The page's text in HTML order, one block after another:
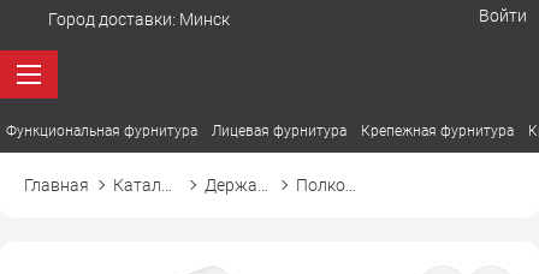
Город доставки: Минск Войти
Функциональная фурнитура Лицевая фурнитура Крепежная фурнитура
Главная